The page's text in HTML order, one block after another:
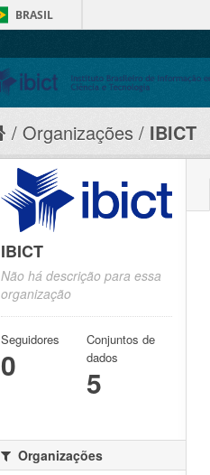
BRASIL
Organizações IBICT
IBICT
Não há descrição para essa
organização
Seguidores
0
Conjuntos de
dados
5
Organizações